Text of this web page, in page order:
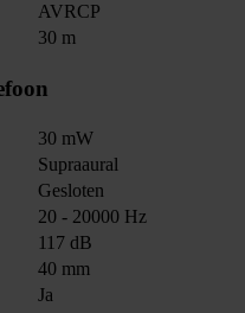
AVRCP
30 m
30 mW
Supraaural
Gesloten
20 - 20000 Hz
117 dB
40 mm
Ja